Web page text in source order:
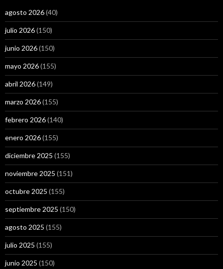
agosto 2026(40)
julio 2026(150)
junio 2026(150)
mayo 2026(155)
abril 2026(149)
marzo 2026(155)
febrero 2026(140)
enero 2026(155)
diciembre 2025 (155)
noviembre 2025 (151)
octubre 2025 (155)
septiembre 2025 (150)
agosto 2025 (155)
julio 2025 (155)
junio 2025 (150)